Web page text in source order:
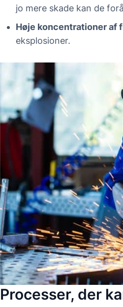
jo mere skade kan de
Høje koncentrationer af
eksplosioner.
Processer, der